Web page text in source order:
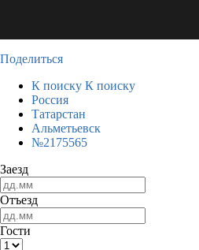
Поделиться
К поиску К поиску
Россия
Татарстан
Альметьевск
№2175565
Заезд
Отъезд
Гости